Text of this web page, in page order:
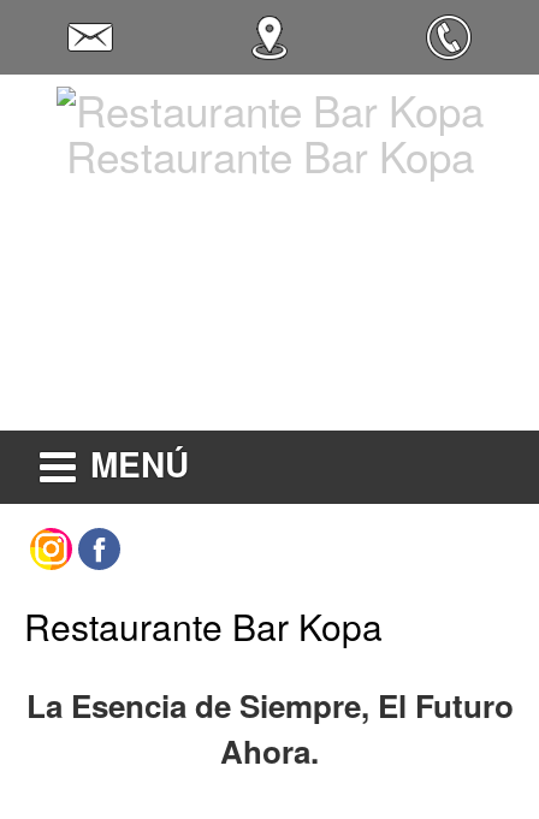
Restaurante Bar Kopa
MENÚ
Restaurante Bar Kopa
La Esencia de Siempre, El Futuro
Ahora.